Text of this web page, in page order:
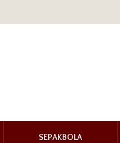
SEPAKBOLA